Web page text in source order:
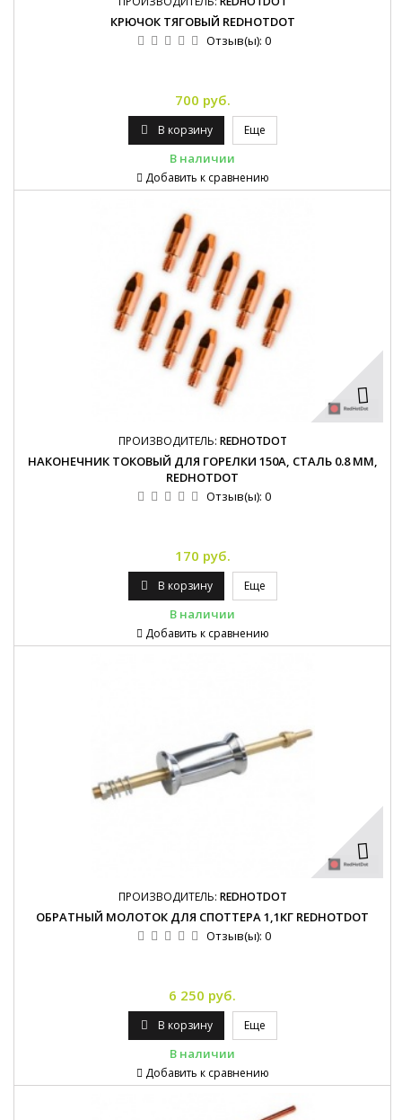
КРЮЧОК ТЯГОВЫЙ REDHOTDOT
Отзыв(ы): 0
700 руб.
В корзину Еще
В наличии
Добавить к сравнению
ПРОИЗВОДИТЕЛЬ: REDHOTDOT
НАКОНЕЧНИК ТОКОВЫЙ ДЛЯ ГОРЕЛКИ 150А, СТАЛЬ 0.8 ММ,
REDHOTDOT
Отзыв(ы): 0
170 руб.
В корзину Еще
В наличии
Добавить к сравнению
ПРОИЗВОДИТЕЛЬ: REDHOTDOT
ОБРАТНЫЙ МОЛОТОК ДЛЯ СПОТТЕРА 1,1КГ REDHOTDOT
Отзыв(ы): 0
6 250 руб.
В корзину Еще
В наличии
Добавить к сравнению